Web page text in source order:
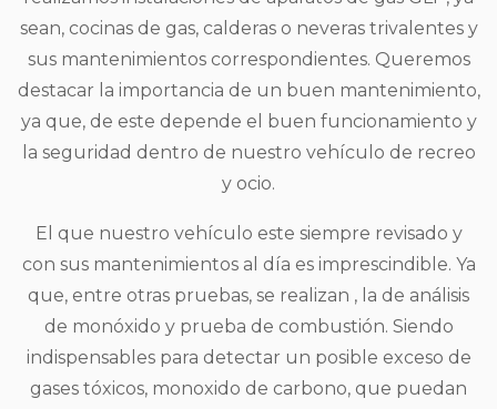
sean, cocinas de gas, calderas o neveras trivalentes y
sus mantenimientos correspondientes. Queremos
destacar la importancia de un buen mantenimiento,
ya que, de este depende el buen funcionamiento y
la seguridad dentro de nuestro vehículo de recreo
y ocio.
El que nuestro vehículo este siempre revisado y
con sus mantenimientos al día es imprescindible. Ya
que, entre otras pruebas, se realizan , la de análisis
de monóxido y prueba de combustión. Siendo
indispensables para detectar un posible exceso de
gases tóxicos, monoxido de carbono, que puedan